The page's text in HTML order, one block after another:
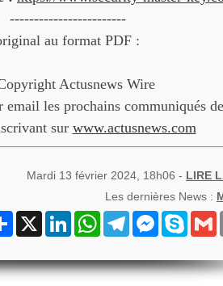
------------------------
au format PDF :
Actusnews Wire
email les prochains communiqués
sur www.actusnews.com
Mardi 13 février 2024, 18h06 - LIRE
Les dernières News :
Partager
X LinkedInWhatsAppTelegramMessenger
Skype